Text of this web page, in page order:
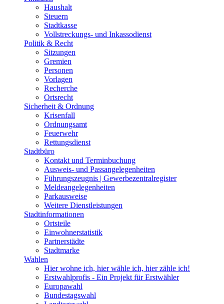
Haushalt
Steuern
Stadtkasse
Vollstreckungs- und Inkassodienst
Politik & Recht
Sitzungen
Gremien
Personen
Vorlagen
Recherche
Ortsrecht
Sicherheit & Ordnung
Krisenfall
Ordnungsamt
Feuerwehr
Rettungsdienst
Stadtbüro
Kontakt und Terminbuchung
Ausweis- und Passangelegenheiten
Führungszeugnis | Gewerbezentralregister
Meldeangelegenheiten
Parkausweise
Weitere Dienstleistungen
Stadtinformationen
Ortsteile
Einwohnerstatistik
Partnerstädte
Stadtmarke
Wahlen
Hier wohne ich, hier wähle ich, hier zähle ich!
Erstwahlprofis - Ein Projekt für Erstwähler
Europawahl
Bundestagswahl